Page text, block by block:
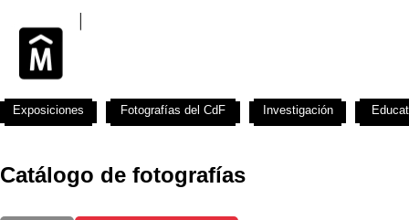
Catálogo de fotografías
Exposiciones Fotografías del CdF Investigación